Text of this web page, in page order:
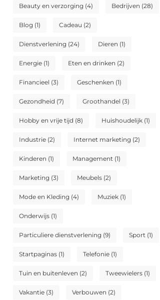
Beauty en verzorging (4) Bedrijven (28)
Blog (1) Cadeau (2)
Dienstverlening (24) Dieren (1)
Energie (1) Eten en drinken (2)
Financieel (3) Geschenken (1)
Gezondheid (7) Groothandel (3)
Hobby en vrije tijd (8) Huishoudelijk (1)
Industrie (2) Internet marketing (2)
Kinderen (1) Management (1)
Marketing (3) Meubels (2)
Mode en Kleding (4) Muziek (1)
Onderwijs (1)
Particuliere dienstverlening (9) Sport (1)
Startpaginas (1) Telefonie (1)
Tuin en buitenleven (2) Tweewielers (1)
Vakantie (3) Verbouwen (2)